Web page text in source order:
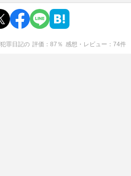
罪日記の 評価 87 ％ 感想・レビュー 74件